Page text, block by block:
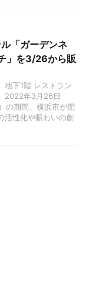
「ガーデンネ
」を3/26から販
地下1階 レストラン
2022年3月26日
の期間、横浜市が開
活性化や賑わいの創